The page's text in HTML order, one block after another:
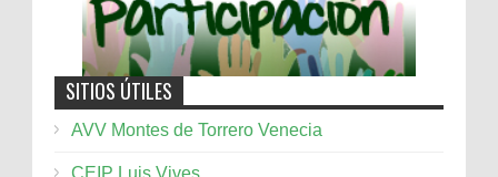
SITIOS ÚTILES
AVV Montes de Torrero Venecia